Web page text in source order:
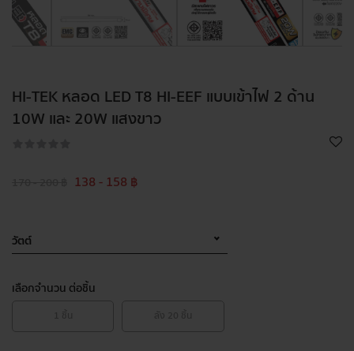
HI-TEK หลอด LED T8 HI-EEF แบบเข้าไฟ 2 ด้าน
10W และ 20W แสงขาว
138 - 158 ฿
วัตต์
เลือกจำนวน ต่อชิ้น